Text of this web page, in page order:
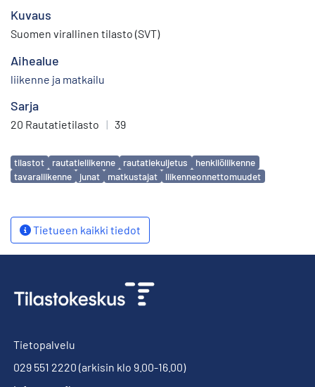
Kuvaus
Suomen virallinen tilasto (SVT)
Aihealue
liikenne ja matkailu
Sarja
20 Rautatietilasto | 39
Avainsanat
tilastot rautatieliikenne rautatiekuljetus
henkilöliikenne
tavaraliikenne
junat matkustajat liikenneonnettomuudet
Tietueen kaikki tiedot
Tietopalvelu
029 551 2220 (arkisin klo 9.00-16.00)